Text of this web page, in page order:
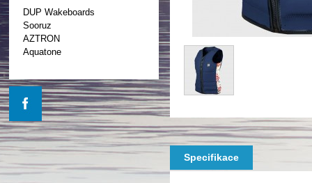
DUP Wakeboards
Sooruz
AZTRON
Aquatone
Specifikace